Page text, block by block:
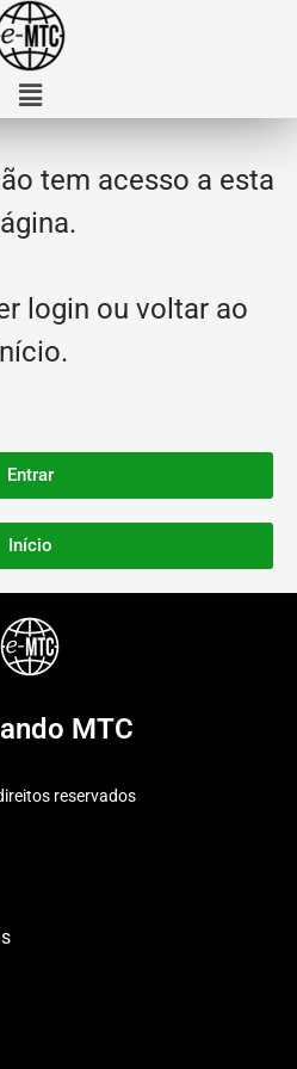
tem acesso a esta
login ou voltar ao
Entrar
Início
MTC
reservados